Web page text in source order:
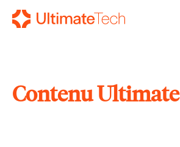
Contenu Ultimate